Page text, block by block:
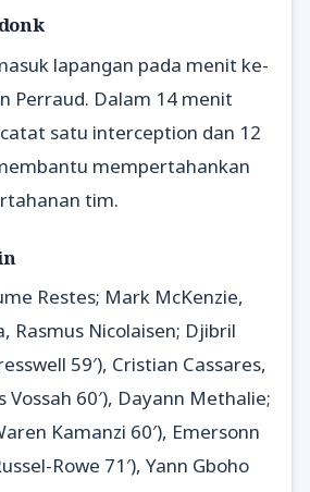
lapangan pada menit ke-
Perraud. Dalam 14 menit
satu interception dan 12
mempertahankan
tim.
Restes; Mark McKenzie,
Rasmus Nicolaisen; Djibril
59′), Cristian Cassares,
Vossah 60′), Dayann Methalie;
Kamanzi 60′), Emersonn
Rowe 71′), Yann Gboho